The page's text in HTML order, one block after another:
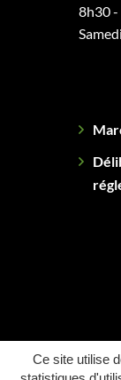
Ce site utilise
8h30